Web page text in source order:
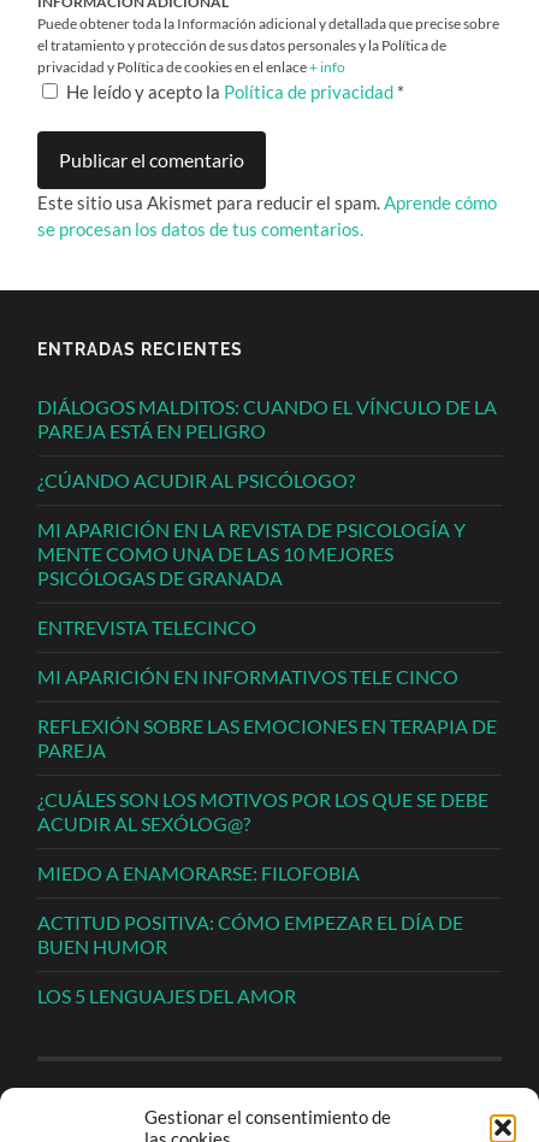
Gestionar el consentimiento de
Puede obtener toda la Información adicional y detallada que precise sobre
el tratamiento y protección de sus datos personales y la Política de
privacidad y Política de cookies en el enlace+ info
He leído y acepto la Política de privacidad *
Este sitio usa Akismet para reducir el spam.Aprende cómo
se procesan los datos de tus comentarios.
ENTRADAS RECIENTES
DIÁLOGOS MALDITOS: CUANDO EL VÍNCULO DE LA
PAREJA ESTÁ EN PELIGRO
¿CÚANDO ACUDIR AL PSICÓLOGO?
MI APARICIÓN EN LA REVISTA DE PSICOLOGÍA Y
MENTE COMO UNA DE LAS 10 MEJORES
PSICÓLOGAS DE GRANADA
ENTREVISTA TELECINCO
MI APARICIÓN EN INFORMATIVOS TELE CINCO
REFLEXIÓN SOBRE LAS EMOCIONES EN TERAPIA DE
PAREJA
¿CUÁLES SON LOS MOTIVOS POR LOS QUE SE DEBE
ACUDIR AL SEXÓLOG@?
MIEDO A ENAMORARSE: FILOFOBIA
ACTITUD POSITIVA: CÓMO EMPEZAR EL DÍA DE
BUEN HUMOR
LOS 5 LENGUAJES DEL AMOR